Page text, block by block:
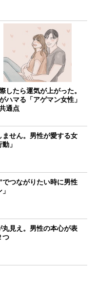
したら運気が上がった。
ハマる「アゲマン女性」
通点
ません。男性が愛する女
」
でつながりたい時に男性
見え。男性の本心が表
つ